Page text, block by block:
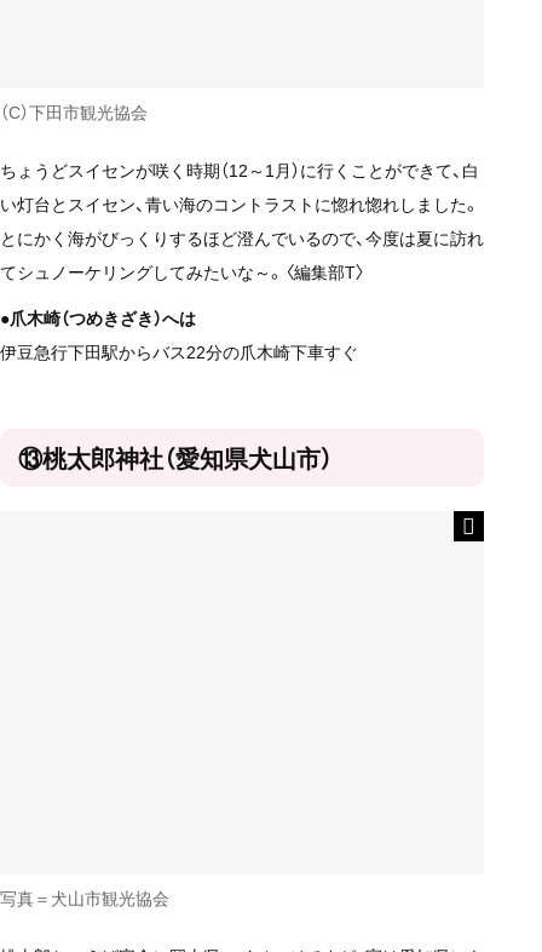
（C）下田市観光協会
ちょうどスイセンが咲く時期（12～1月）に行くことができて、白
い灯台とスイセン、青い海のコントラストに惚れ惚れしました。
とにかく海がびっくりするほど澄んでいるので、今度は夏に訪れ
てシュノーケリングしてみたいな～。〈編集部T〉
●爪木崎（つめきざき）へは
伊豆急行下田駅からバス22分の爪木崎下車すぐ
⑬桃太郎神社（愛知県犬山市）
写真＝犬山市観光協会